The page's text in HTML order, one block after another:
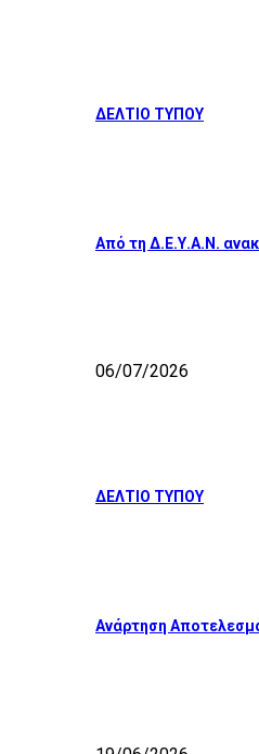
ΔΕΛΤΙΟ ΤΥΠΟΥ
Από τη Δ.Ε.Υ.Α.Ν.
06/07/2026
ΔΕΛΤΙΟ ΤΥΠΟΥ
Ανάρτηση